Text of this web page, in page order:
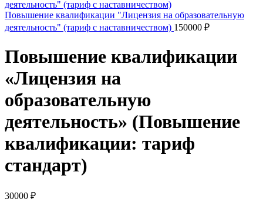
Повышение квалификации "Лицензия на образовательную
деятельность" (тариф с наставничеством) 150000 ₽
Повышение квалификации
«Лицензия на
образовательную
деятельность» (Повышение
квалификации: тариф
стандарт)
30000 ₽